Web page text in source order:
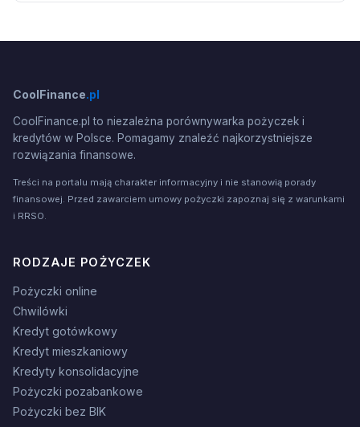
CoolFinance.pl
CoolFinance.pl to niezależna porównywarka pożyczek i
kredytów w Polsce. Pomagamy znaleźć najkorzystniejsze
rozwiązania finansowe.
Treści na portalu mają charakter informacyjny i nie stanowią porady
finansowej. Przed zawarciem umowy pożyczki zapoznaj się z warunkami
i RRSO.
RODZAJE POŻYCZEK
Pożyczki online
Chwilówki
Kredyt gotówkowy
Kredyt mieszkaniowy
Kredyty konsolidacyjne
Pożyczki pozabankowe
Pożyczki bez BIK